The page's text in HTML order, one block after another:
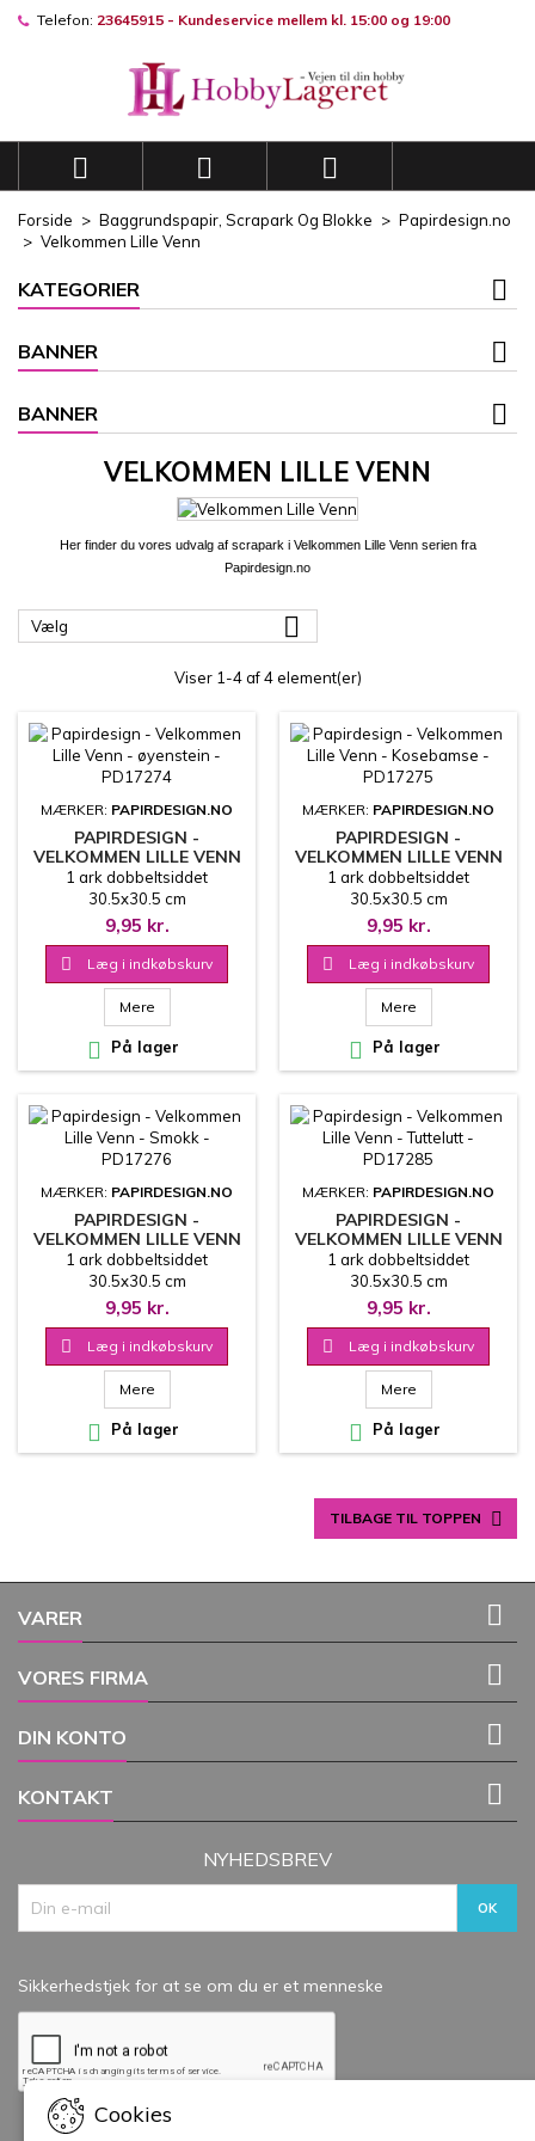
Telefon: 23645915 - Kundeservice mellem kl. 15:00 og 19:00
  
Forside Baggrundspapir, Scrapark Og Blokke
Papirdesign.no
Velkommen Lille Venn
KATEGORIER
BANNER
BANNER
VELKOMMEN LILLE VENN
Her finder du vores udvalg af scrapark i Velkommen Lille Vennserien fra
Papirdesign.no
Vælg 
Viser 1-4 af 4 element(er)
MÆRKER: PAPIRDESIGN.NO
PAPIRDESIGN -
VELKOMMEN LILLE VENN
- ØYENSTEIN - PD17274
1 ark dobbeltsiddet
30.5x30.5 cm
9,95 kr.
 Læg i indkøbskurv
Mere
 På lager
MÆRKER: PAPIRDESIGN.NO
PAPIRDESIGN -
VELKOMMEN LILLE VENN
- KOSEBAMSE - PD17275
1 ark dobbeltsiddet
30.5x30.5 cm
9,95 kr.
 Læg i indkøbskurv
Mere
 På lager
MÆRKER: PAPIRDESIGN.NO
PAPIRDESIGN -
VELKOMMEN LILLE VENN
- SMOKK - PD17276
1 ark dobbeltsiddet
30.5x30.5 cm
9,95 kr.
 Læg i indkøbskurv
Mere
 På lager
MÆRKER: PAPIRDESIGN.NO
PAPIRDESIGN -
VELKOMMEN LILLE VENN
- TUTTELUTT - PD17285
1 ark dobbeltsiddet
30.5x30.5 cm
9,95 kr.
 Læg i indkøbskurv
Mere
 På lager
TILBAGE TIL TOPPEN 
VARER 
VORES FIRMA 
DIN KONTO 
KONTAKT 
Opret en ny liste
((confirmMessage))
((cancelText)) ((modalDeleteText))
((cancelText)) ((createText))
Du skal være logget på for at gemme produkter på din
Cookies
NYHEDSBREV
Sikkerhedstjek for at se om du er et menneske